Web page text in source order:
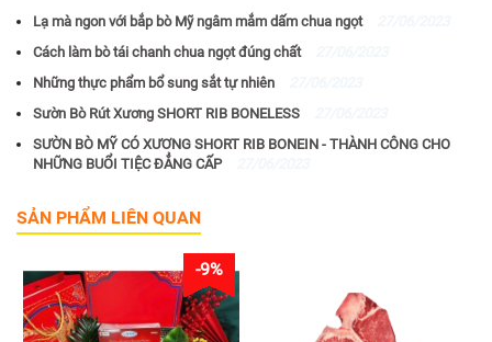
Lạ mà ngon với bắp bò Mỹ ngâm mắm dấm chua ngọt
Cách làm bò tái chanh chua ngọt đúng chất
Những thực phẩm bổ sung sắt tự nhiên
Sườn Bò Rút Xương SHORT RIB BONELESS
SƯỜN BÒ MỸ CÓ XƯƠNG SHORT RIB BONEIN - THÀNH CÔNG CHO
NHỮNG BUỔI TIỆC ĐẲNG CẤP
SẢN PHẨM LIÊN QUAN
-9%